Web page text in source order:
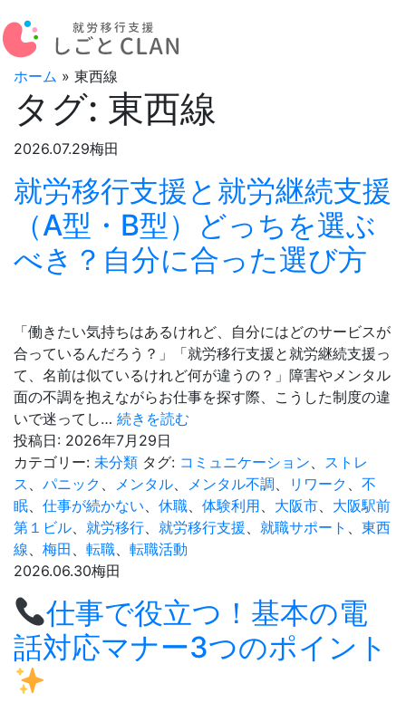
ホーム » 東西線
タグ: 東西線
2026.07.29梅田
就労移行支援と就労継続支援
（A型・B型）どっちを選ぶ
べき？自分に合った選び方
「働きたい気持ちはあるけれど、自分にはどのサービスが
合っているんだろう？」「就労移行支援と就労継続支援っ
て、名前は似ているけれど何が違うの？」障害やメンタル
面の不調を抱えながらお仕事を探す際、こうした制度の違
いで迷ってし… 続きを読む
移
行
支
援
継
続
支
投稿日: 2026年7月29日
カテゴリー: 未分類 タグ: コミュニケーション、 ストレ
ス 、 パニック 、 メンタル、 メンタル不調、 リワーク 、 不
眠、 仕事が続かない、 休職、 体験利用、 大阪市、 大阪駅前
第１ビル、 就労移行、 就労移行支援、 就職サポート 、 東西
線、 梅田 、 転職、 転職活動
2026.06.30梅田
仕事で役立つ！基本の電
話対応マナー3つのポイント